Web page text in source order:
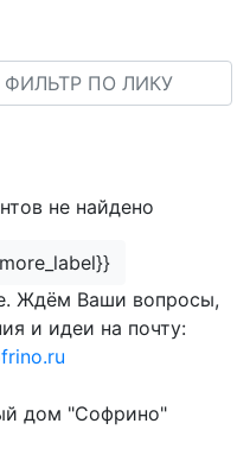
не найдено
Ждём Ваши вопросы,
и идеи на почту:
дом "Софрино"